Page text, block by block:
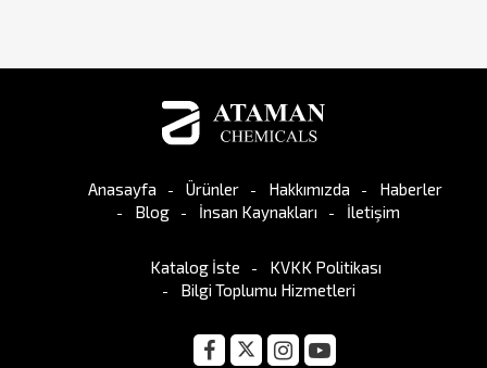
Anasayfa Ürünler Hakkımızda
Haberler
Blog
İnsan Kaynakları İletişim
Katalog İste
KVKK Politikası
Bilgi Toplumu Hizmetleri